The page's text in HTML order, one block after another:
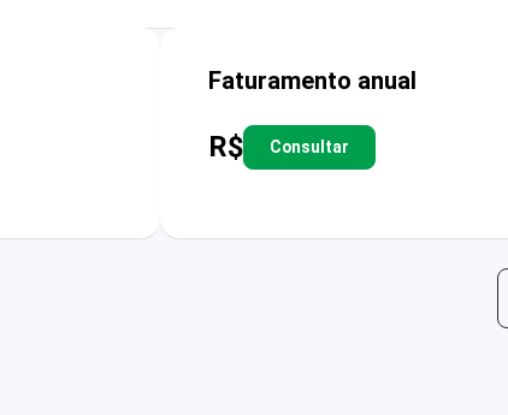
Faturamento anual
R$ Consultar